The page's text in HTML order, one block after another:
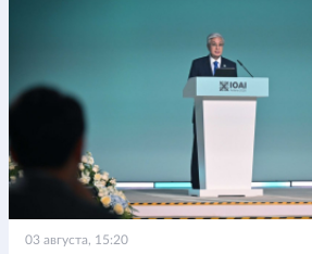
03 августа, 15:20